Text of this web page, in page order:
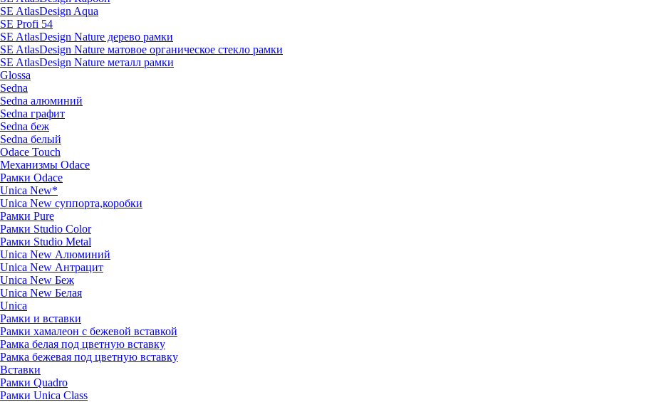
SE AtlasDesign Aqua
SE Profi 54
SE AtlasDesign Nature дерево рамки
SE AtlasDesign Nature матовое органическое стекло рамки
SE AtlasDesign Nature металл рамки
Glossa
Sedna
Sedna алюминий
Sedna графит
Sedna беж
Sedna белый
Odace Touch
Механизмы Odace
Рамки Odace
Unica New*
Unica New суппорта,коробки
Рамки Pure
Рамки Studio Color
Рамки Studio Metal
Unica New Алюминий
Unica New Антрацит
Unica New Беж
Unica New Белая
Unica
Рамки и вставки
Рамки хамалеон с бежевой вставкой
Рамка белая под цветную вставку
Рамка бежевая под цветную вставку
Вставки
Рамки Quadro
Рамки Unica Class